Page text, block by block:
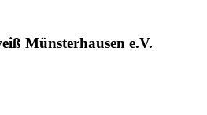
Münsterhausen e.V.